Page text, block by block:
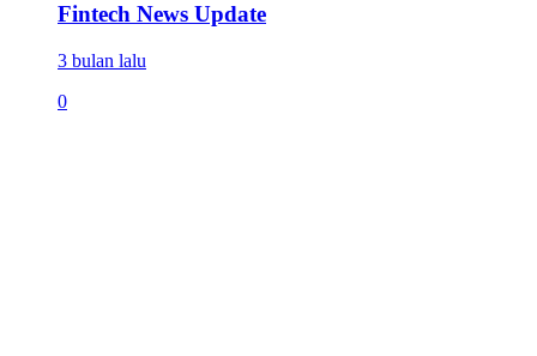
Fintech News Update
3 bulan lalu
0